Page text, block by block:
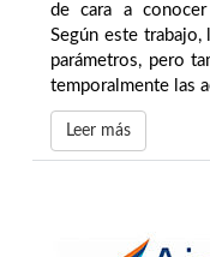
de cara a
Según este
parámetros, pero
temporalmente las
Leer más